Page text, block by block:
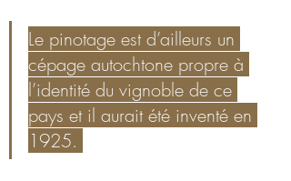
Le pinotage est d’ailleurs un
cépage autochtone propre à
l’identité du vignoble de ce
pays et il aurait été inventé en
1925.